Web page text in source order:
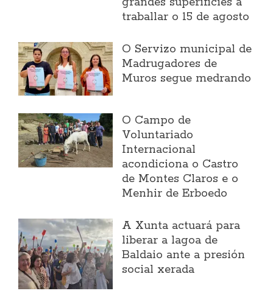
traballar o 15 de agosto
O Servizo municipal de
Madrugadores de
Muros segue medrando
O Campo de
Voluntariado
Internacional
acondiciona o Castro
de Montes Claros e o
Menhir de Erboedo
A Xunta actuará para
liberar a lagoa de
Baldaio ante a presión
social xerada